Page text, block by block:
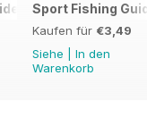
2018
Sport Fishing
Kaufen für €3,49
Siehe
In den
Warenkorb